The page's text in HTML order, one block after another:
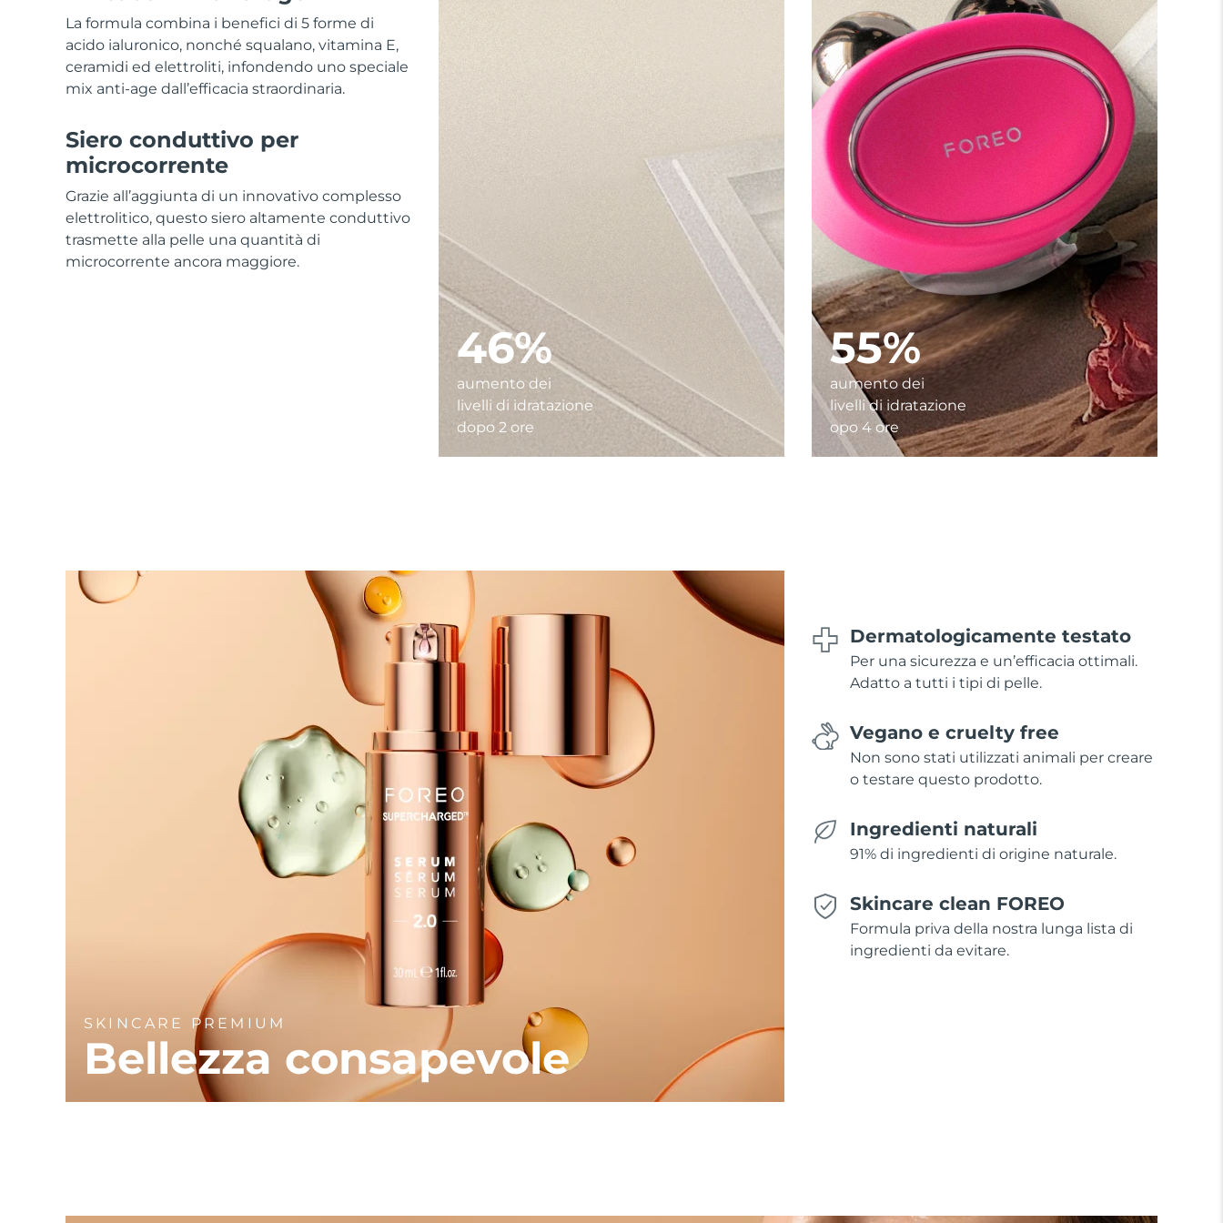
La formula combina i benefici di 5 forme di
acido ialuronico, nonché squalano, vitamina E,
ceramidi ed elettroliti, infondendo uno speciale
mix anti-age dall’efficacia straordinaria.
Siero conduttivo per
microcorrente
Grazie all’aggiunta di un innovativo complesso
elettrolitico, questo siero altamente conduttivo
trasmette alla pelle una quantità di
microcorrente ancora maggiore.
46%
aumento dei
livelli di idratazione
dopo 2 ore
55%
aumento dei
livelli di idratazione
opo 4 ore
SKINCARE PREMIUM
Bellezza consapevole
Dermatologicamente testato
Per una sicurezza e un’efficacia ottimali.
Adatto a tutti i tipi di pelle.
Vegano e cruelty free
Non sono stati utilizzati animali per creare
o testare questo prodotto.
Ingredienti naturali
91% di ingredienti di origine naturale.
Skincare clean FOREO
Formula priva della nostra lunga lista di
ingredienti da evitare.
All acne treatment devices
All revitalizing eye massagers
Skincare KIWI™
Advanced pore care essentials
Serum
For healthy hair
issa™ Teeth Whitening Gel
18% PAP
Cosmetici
Uomini
Vedi tutto
APP FOREO